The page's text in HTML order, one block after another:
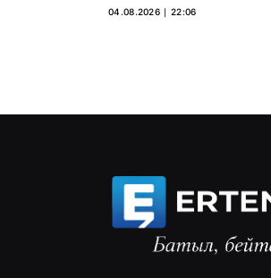
04.08.2026 ∣ 22:06